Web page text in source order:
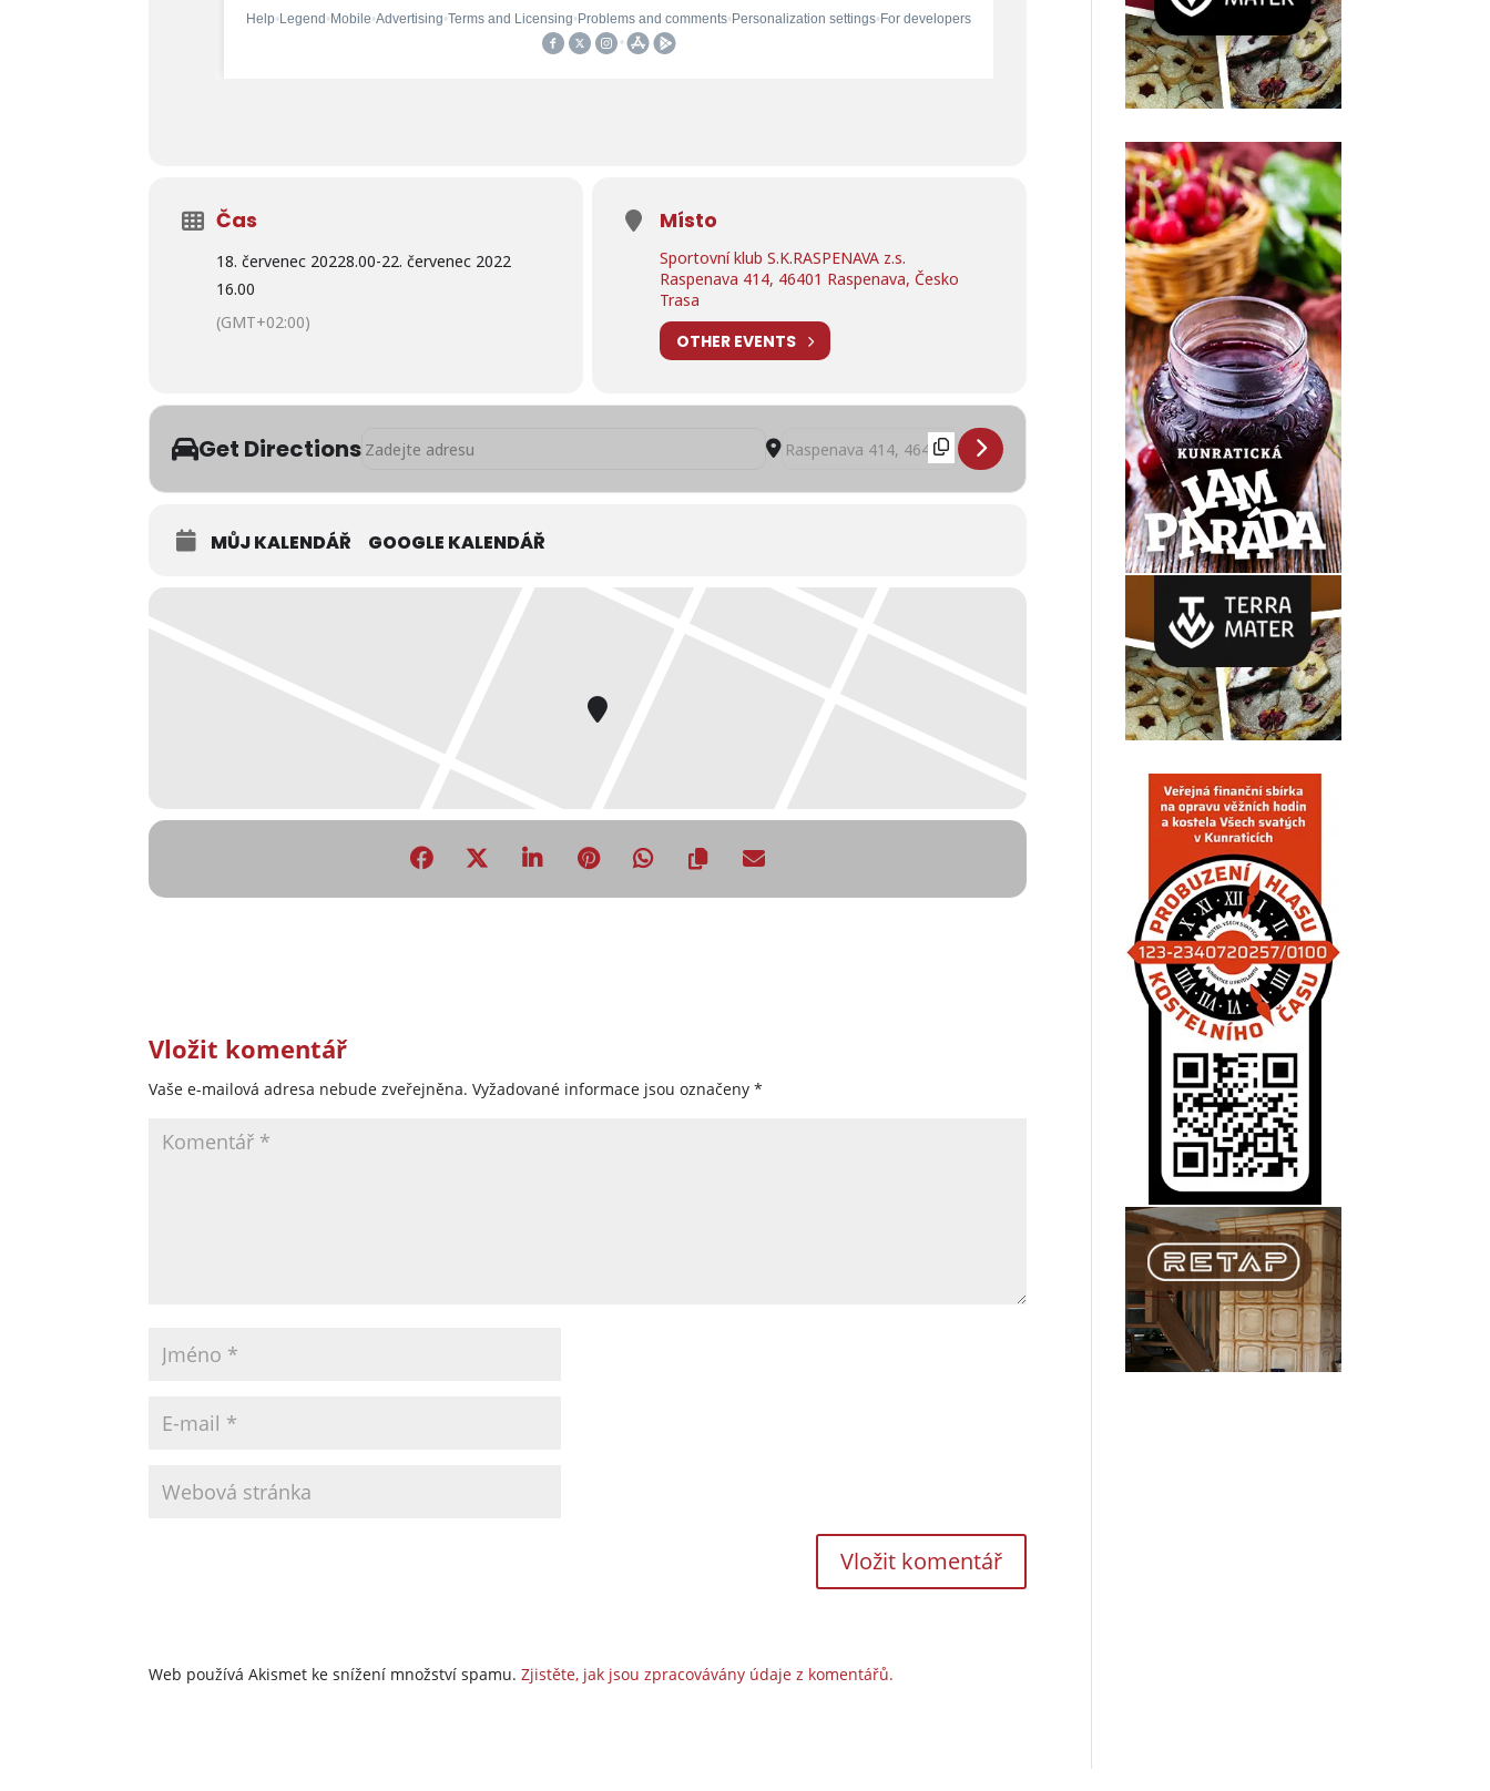
Čas
18. červenec 20228.00-22. červenec 2022
16.00
(GMT+02:00)
Místo
Sportovní klub S.K.RASPENAVA z.s.
Raspenava 414, 46401 Raspenava, Česko
Trasa
OTHER EVENTS
Get Directions Address - Sportovně fotbalový příměstský tábor 2. ročník []Destination Address - Sportovně fotbalový příměstský tábor 2. ročník []
MŮJ KALENDÁŘ GOOGLE KALENDÁŘ
Vložit komentář
Vaše e-mailová adresa nebude zveřejněna. Vyžadované informace jsou označeny*
Web používá Akismet ke snížení množství spamu.Zjistěte, jak jsou zpracovávány údaje z komentářů.